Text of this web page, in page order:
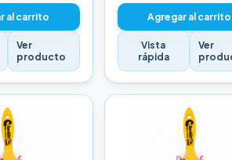
al carrito
Ver
producto
Agregar al carrito
Vista
rápida
Ver